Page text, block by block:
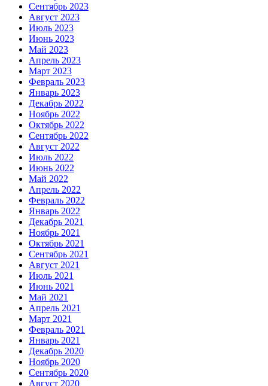
Сентябрь 2023
Август 2023
Июль 2023
Июнь 2023
Май 2023
Апрель 2023
Март 2023
Февраль 2023
Январь 2023
Декабрь 2022
Ноябрь 2022
Октябрь 2022
Сентябрь 2022
Август 2022
Июль 2022
Июнь 2022
Май 2022
Апрель 2022
Февраль 2022
Январь 2022
Декабрь 2021
Ноябрь 2021
Октябрь 2021
Сентябрь 2021
Август 2021
Июль 2021
Июнь 2021
Май 2021
Апрель 2021
Март 2021
Февраль 2021
Январь 2021
Декабрь 2020
Ноябрь 2020
Сентябрь 2020
Август 2020